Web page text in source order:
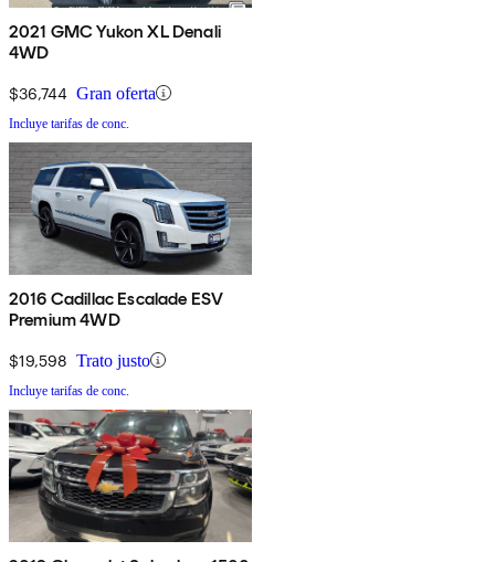
2021 GMC Yukon XL Denali
4WD
$36,744 Gran oferta
Incluye tarifas de conc.
2016 Cadillac Escalade ESV
Premium 4WD
$19,598 Trato justo
Incluye tarifas de conc.